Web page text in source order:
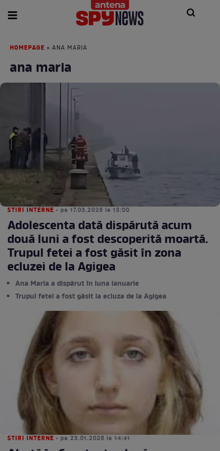
HOMEPAGE » ANA MARIA
ana maria
STIRI INTERNE • pe 17.03.2026 la 13:00
Adolescenta dată dispărută acum
două luni a fost descoperită moartă.
Trupul fetei a fost găsit în zona
ecluzei de la Agigea
Ana Maria a dispărut în luna ianuarie
Trupul fetei a fost găsit la ecluza de la Agigea
STIRI INTERNE • pe 23.01.2026 la 14:41